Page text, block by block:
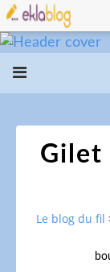
Gilet
Le blog du fil